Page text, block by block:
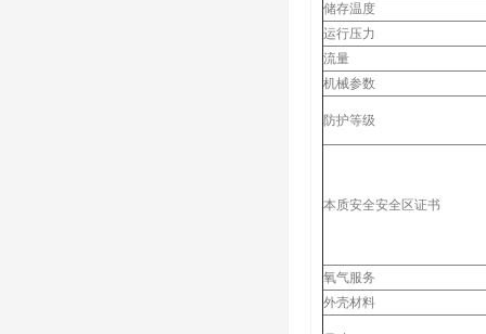
储存温度
运行压力
流量
机械参数
防护等级
本质安全安全区证书
氧气服务
外壳材料